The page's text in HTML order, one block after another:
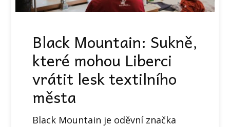
Black Mountain: Sukně,
které mohou Liberci
vrátit lesk textilního
města
Black Mountain je oděvní značka